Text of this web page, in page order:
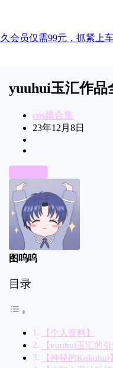
会员仅需99元，抓紧上
yuuhui玉汇作品
cos娘合集
23年12月8日
图呜呜
目录
【个人资料】
【yuuhui玉汇的
【神秘的Kokuhui